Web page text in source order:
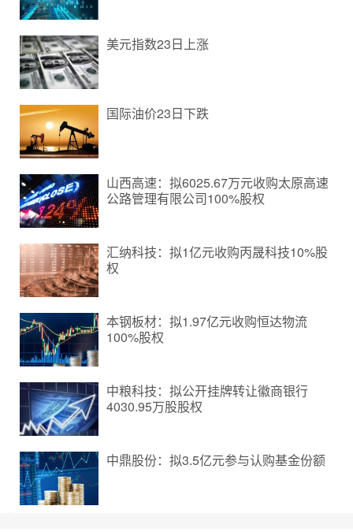
美元指数23日上涨
国际油价23日下跌
山西高速：拟6025.67万元收购太原高速
公路管理有限公司100%股权
汇纳科技：拟1亿元收购丙晟科技10%股
权
本钢板材：拟1.97亿元收购恒达物流
100%股权
中粮科技：拟公开挂牌转让徽商银行
4030.95万股股权
中鼎股份：拟3.5亿元参与认购基金份额